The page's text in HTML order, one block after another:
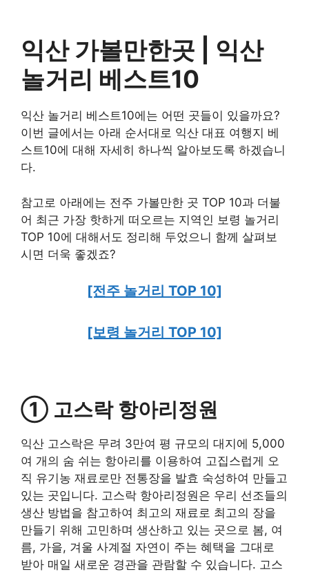
익산 가볼만한곳 | 익산
놀거리 베스트10
익산 놀거리 베스트10에는 어떤 곳들이 있을까요?
이번 글에서는 아래 순서대로 익산 대표 여행지 베
스트10에 대해 자세히 하나씩 알아보도록 하겠습니
다.
참고로 아래에는 전주 가볼만한 곳 TOP 10과 더불
어 최근 가장 핫하게 떠오르는 지역인 보령 놀거리
TOP 10에 대해서도 정리해 두었으니 함께 살펴보
시면 더욱 좋겠죠?
[전주 놀거리 TOP 10]
[보령 놀거리 TOP 10]
① 고스락 항아리정원
익산 고스락은 무려 3만여 평 규모의 대지에 5,000
여 개의 숨 쉬는 항아리를 이용하여 고집스럽게 오
직 유기농 재료로만 전통장을 발효 숙성하여 만들고
있는 곳입니다. 고스락 항아리정원은 우리 선조들의
생산 방법을 참고하여 최고의 재료로 최고의 장을
만들기 위해 고민하며 생산하고 있는 곳으로 봄, 여
름, 가을, 겨울 사계절 자연이 주는 혜택을 그대로
받아 매일 새로운 경관을 관람할 수 있습니다. 고스